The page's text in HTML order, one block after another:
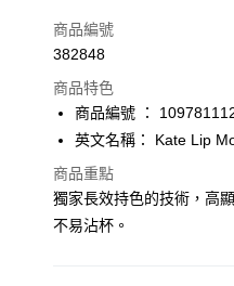
信用卡
AlipayHK
PayMe
WeChat Pay
BoC Pay
商品編號
382848
商品特色
商品編號 ：
英文名稱： Kate Lip
商品重點
獨家長效持色的技術，高
不易沾杯。